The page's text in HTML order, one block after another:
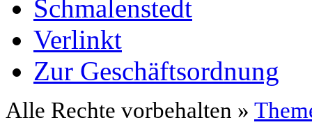
Schmalenstedt
Verlinkt
Zur Geschäftsordnung
Alle Rechte vorbehalten »